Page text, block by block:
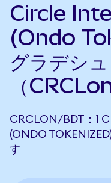
Circle
(Ondo
グラデシ
（
CRCLON/BDT：1
(ONDO
す